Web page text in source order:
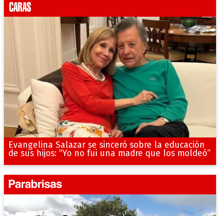
Evangelina Salazar se sinceró sobre la educación
de sus hijos: “Yo no fui una madre que los moldeó”